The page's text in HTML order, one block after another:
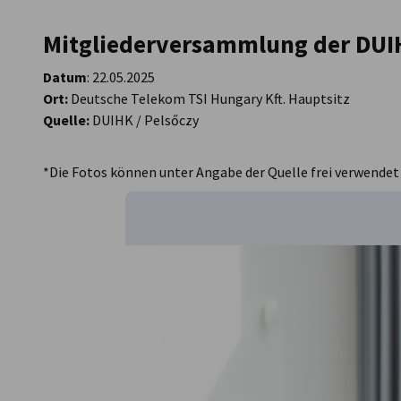
zum vorherigen Bild
zum nächsten Bild
Mitgliederversammlung der
Datum: 22.05.2025
Ort: Deutsche Telekom TSI Hungary Kft. Hauptsitz
Quelle: DUIHK / Pelsőczy
*Die Fotos können unter Angabe der Quelle frei verwendet